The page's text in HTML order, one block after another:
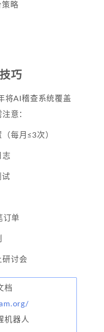
策略
巧
将AI稽查系统覆盖
意：
每月≤3次）
志
试
订单
研讨会
档
机器人